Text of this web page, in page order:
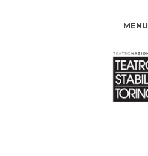
MENU